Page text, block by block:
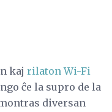
kaj rilaton Wi-Fi
ĉe la supro de la
diversan